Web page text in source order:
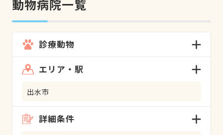
動物病院一覧
診療動物
エリア・駅
出水市
詳細条件